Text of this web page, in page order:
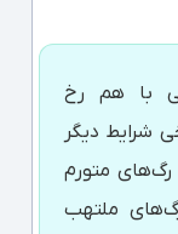
با هم رخ
شرایط دیگر
رگ‌های متورم
ملتهب